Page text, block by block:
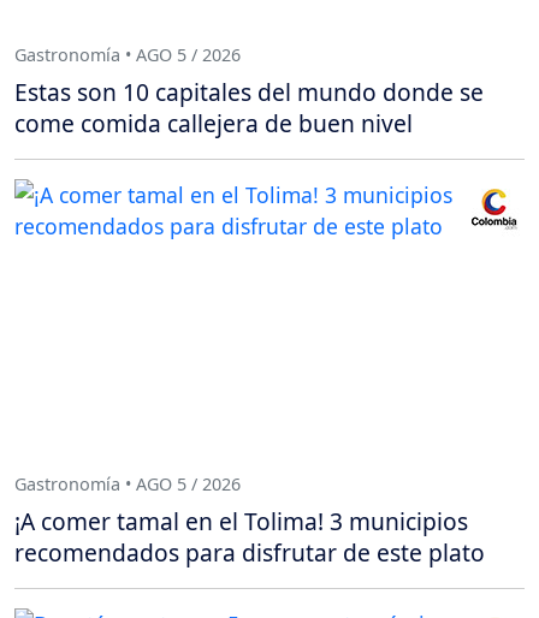
Gastronomía • AGO 5 / 2026
Estas son 10 capitales del mundo donde se
come comida callejera de buen nivel
Gastronomía • AGO 5 / 2026
¡A comer tamal en el Tolima! 3 municipios
recomendados para disfrutar de este plato